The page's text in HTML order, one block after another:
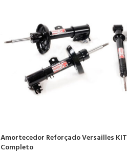
Amortecedor Reforçado Versailles KIT
Completo